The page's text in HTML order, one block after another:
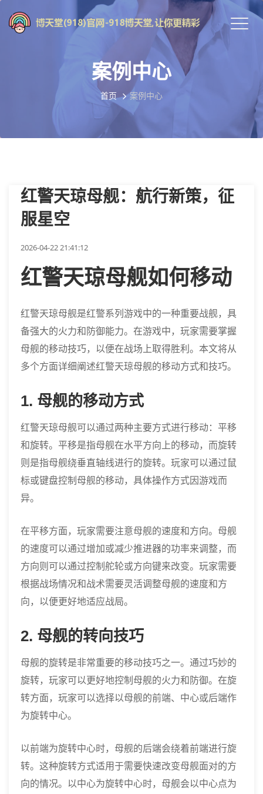
案例中心
首页 案例中心
红警天琼母舰：航行新策，征
服星空
2026-04-22 21:41:12
红警天琼母舰如何移动
红警天琼母舰是红警系列游戏中的一种重要战舰，具
备强大的火力和防御能力。在游戏中，玩家需要掌握
母舰的移动技巧，以便在战场上取得胜利。本文将从
多个方面详细阐述红警天琼母舰的移动方式和技巧。
1. 母舰的移动方式
红警天琼母舰可以通过两种主要方式进行移动：平移
和旋转。平移是指母舰在水平方向上的移动，而旋转
则是指母舰绕垂直轴线进行的旋转。玩家可以通过鼠
标或键盘控制母舰的移动，具体操作方式因游戏而
异。
在平移方面，玩家需要注意母舰的速度和方向。母舰
的速度可以通过增加或减少推进器的功率来调整，而
方向则可以通过控制舵轮或方向键来改变。玩家需要
根据战场情况和战术需要灵活调整母舰的速度和方
向，以便更好地适应战局。
2. 母舰的转向技巧
母舰的旋转是非常重要的移动技巧之一。通过巧妙的
旋转，玩家可以更好地控制母舰的火力和防御。在旋
转方面，玩家可以选择以母舰的前端、中心或后端作
为旋转中心。
以前端为旋转中心时，母舰的后端会绕着前端进行旋
转。这种旋转方式适用于需要快速改变母舰面对的方
向的情况。以中心为旋转中心时，母舰会以中心点为